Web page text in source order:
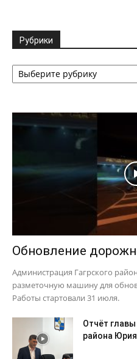
Рубрики
Рубрики
Обновление
Администрация Гагрского
разметочную машину для
Работы стартовали 31 июля.
Отчёт
района